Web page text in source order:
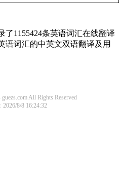
了1155424条英语词汇在线翻译
语词汇的中英文双语翻译及用
All Rights Reserved
8/8 16:24:32